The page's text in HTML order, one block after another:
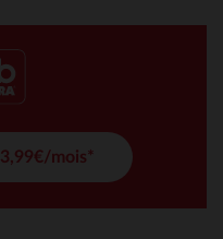
3,99€/mois*